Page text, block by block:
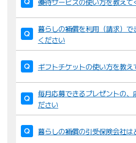
暮らしの補償を利用（請求）で
ください
ギフトチケットの使い方を教え
毎月応募できるプレゼントの、
ださい
暮らしの補償の引受保険会社は